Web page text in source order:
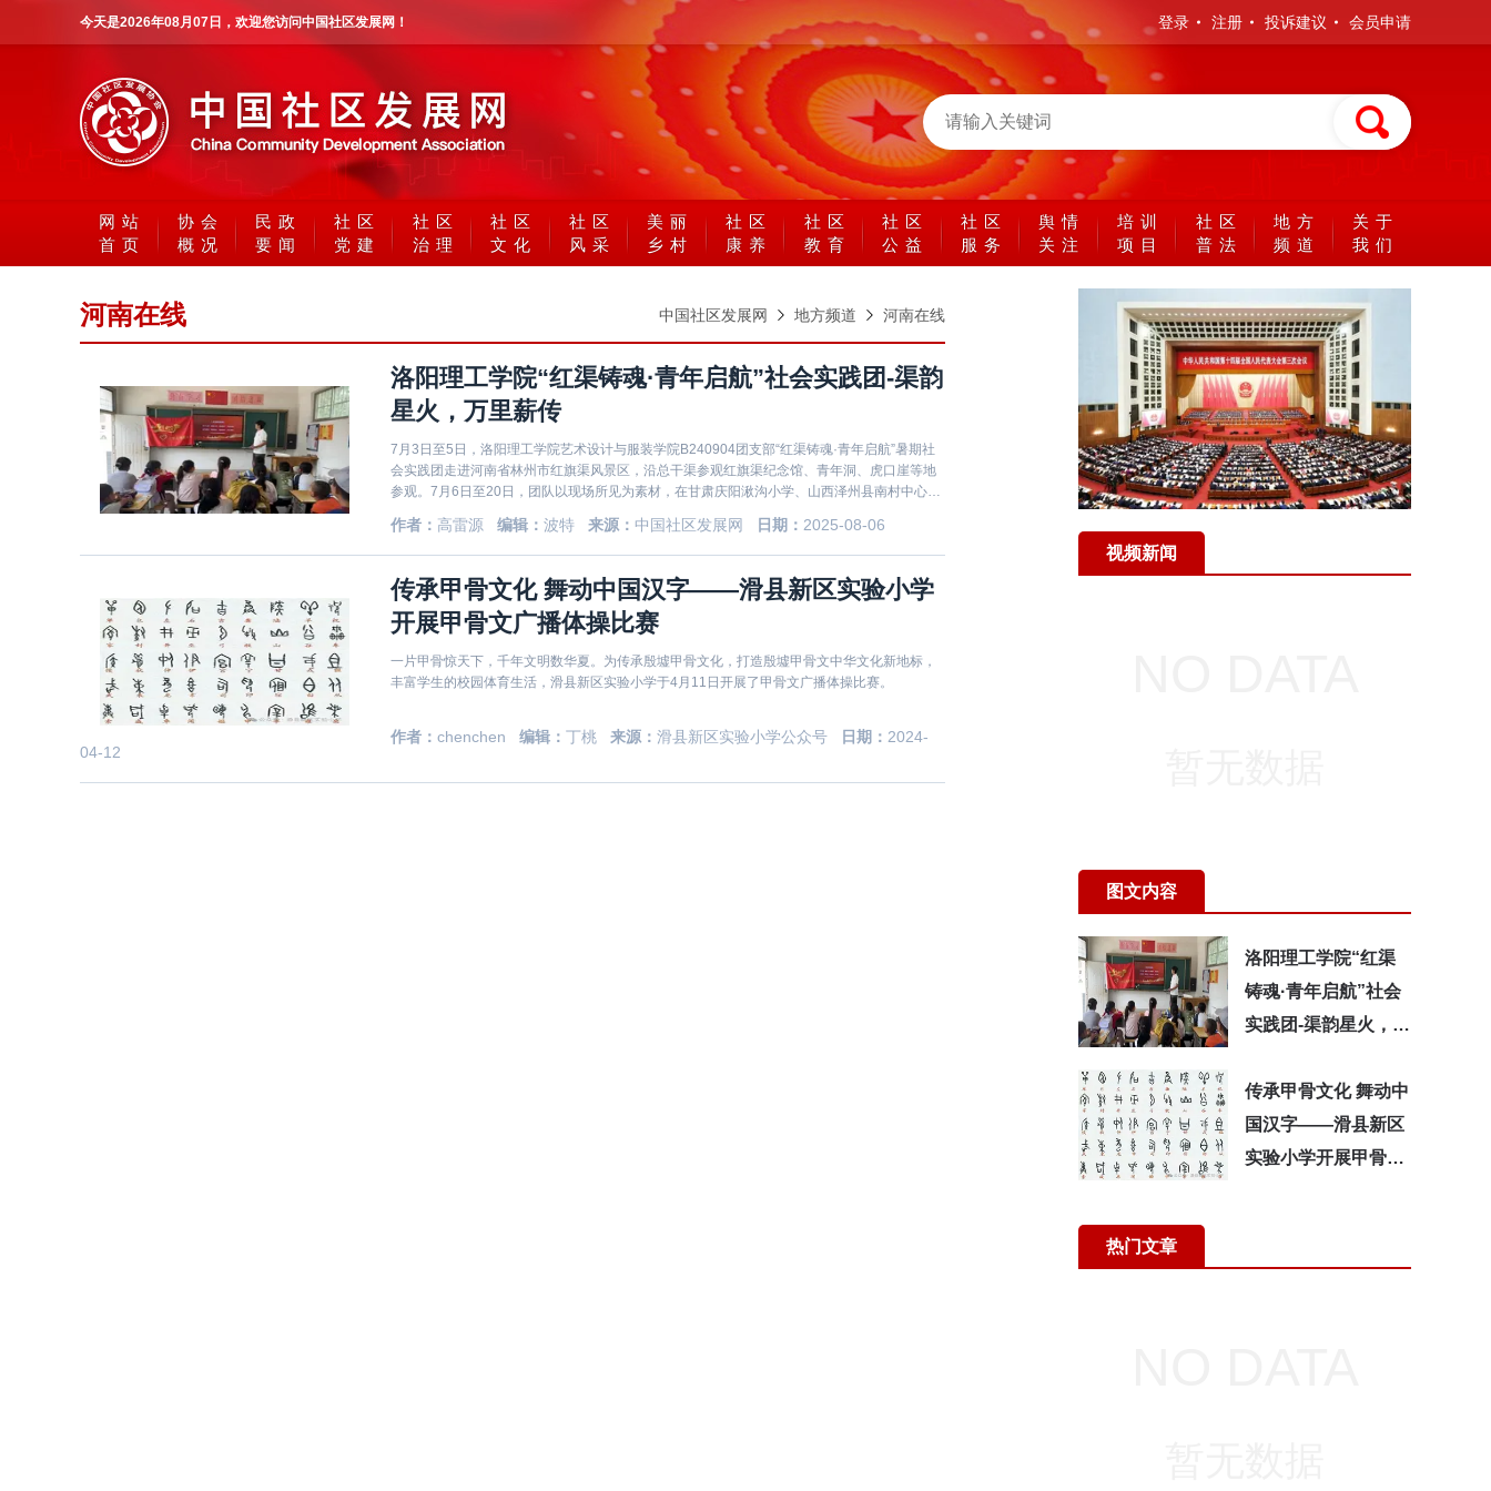
今天是2026年08月07日 ，欢迎您访问中国社区发展网！ 登录 注册 投诉建议 会员申请
网站
首页
协会
概况
民政
要闻
社区
党建
社区
治理
社区
文化
社区
风采
美丽
乡村
社区
康养
社区
教育
社区
公益
社区
服务
舆情
关注
培训
项目
社区
普法
地方
频道
关于
我们
河南在线 中国社区发展网 地方频道 河南在线
洛阳理工学院“红渠铸魂·青年启航”社会实践团-渠韵
星火，万里薪传
7月3日至5日，洛阳理工学院艺术设计与服装学院B240904团支部“红渠铸魂·青年启航”暑期社
会实践团走进河南省林州市红旗渠风景区，沿总干渠参观红旗渠纪念馆、青年洞、虎口崖等地
参观。7月6日至20日，团队以现场所见为素材，在甘肃庆阳湫沟小学、山西泽州县南村中心小
累计覆盖人群200余人次。
作者： 高雷源 编辑： 波特 来源： 中国社区发展网 日期： 2025-08-06
传承甲骨文化 舞动中国汉字——滑县新区实验小学
开展甲骨文广播体操比赛
一片甲骨惊天下，千年文明数华夏。为传承殷墟甲骨文化，打造殷墟甲骨文中华文化新地标，
丰富学生的校园体育生活，滑县新区实验小学于4月11日开展了甲骨文广播体操比赛。
作者： chenchen 编辑： 丁桃 来源： 滑县新区实验小学公众号 日期： 2024-
04-12
视频新闻
图文内容
洛阳理工学院“红渠
铸魂·青年启航”社会
实践团-渠韵星火，万
传承甲骨文化 舞动中
国汉字——滑县新区
实验小学开展甲骨文
热门文章